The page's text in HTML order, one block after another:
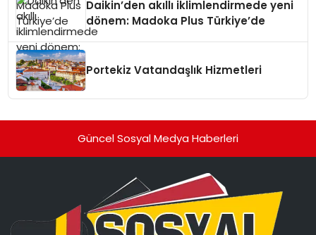
Daikin’den akıllı iklimlendirmede yeni
dönem: Madoka Plus Türkiye’de
Portekiz Vatandaşlık Hizmetleri
Güncel Sosyal Medya Haberleri